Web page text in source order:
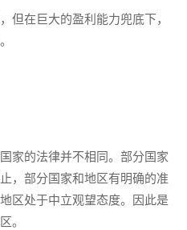
但在巨大的盈利能力兜底下，
家的法律并不相同。部分国家
，部分国家和地区有明确的准
区处于中立观望态度。因此是
。